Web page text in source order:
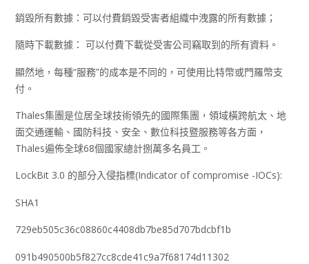
銷毀所有數據：可以付費銷毀受害者組織中洩露的所有數據；
隨時下載數據： 可以付費下載從受害公司竊取到的所有資料。
顯然地，每種“服務”的成本是不同的，可使用比特幣或門羅幣支
付。
Thales集團是位居全球技術領先的國際集團，領域橫跨航太、地
面交通運輸、國防科技、安全、數位科技暨服務等各方面，
Thales遍佈全球68個國家總計捌萬多名員工。
LockBit 3.0 的部分入侵指標(Indicator of compromise -IOCs):
SHA1
729eb505c36c08860c4408db7be85d707bdcbf1b
091b490500b5f827cc8cde41c9a7f68174d11302